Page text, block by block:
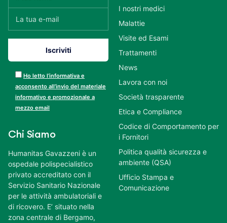
Ho letto l’informativa e
acconsento all’invio del materiale
informativo e promozionale a
mezzo email
Chi Siamo
Humanitas Gavazzeni è un
ospedale polispecialistico
privato accreditato con il
Servizio Sanitario Nazionale
per le attività ambulatoriali e
di ricovero. E’ situato nella
zona centrale di Bergamo,
I nostri medici
Malattie
Visite ed Esami
Trattamenti
News
Lavora con noi
Società trasparente
Etica e Compliance
Codice di Comportamento per
i Fornitori
Politica qualità sicurezza e
ambiente (QSA)
Ufficio Stampa e
Comunicazione